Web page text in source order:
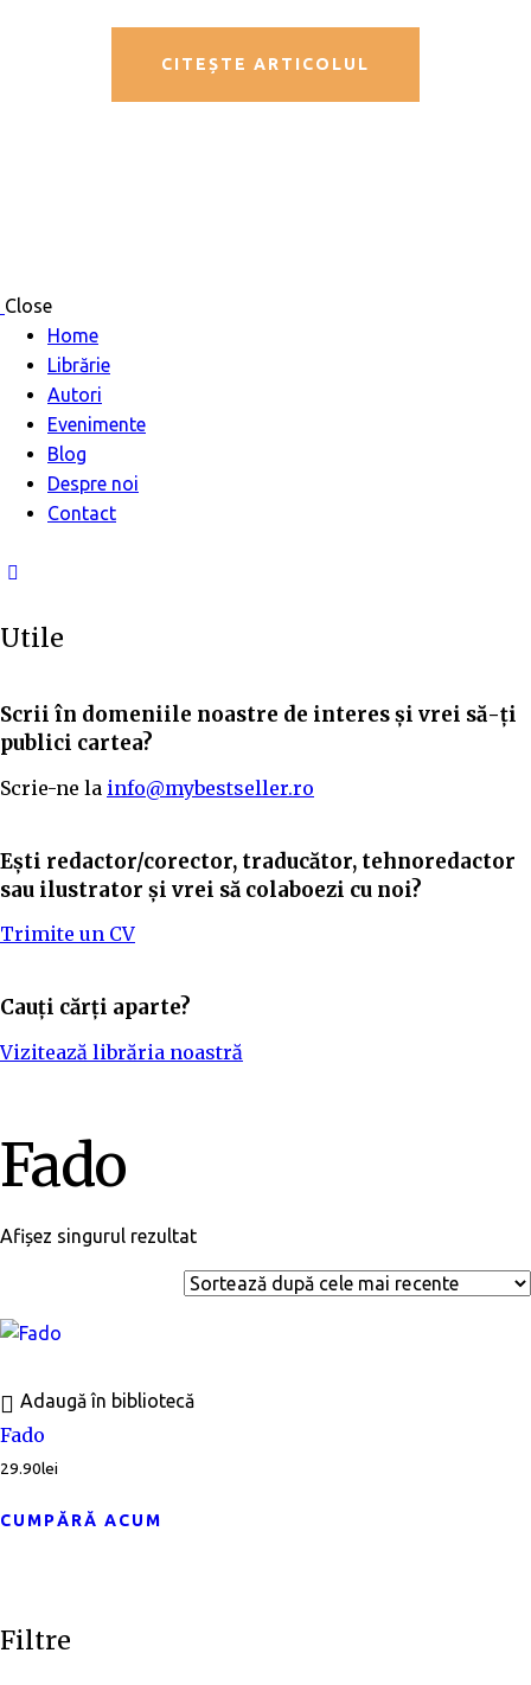
CITEȘTE ARTICOLUL
Close
Home
Librărie
Autori
Evenimente
Blog
Despre noi
Contact
Utile
Scrii în domeniile noastre de interes și vrei să-ți
publici cartea?
Scrie-ne la info@mybestseller.ro
Ești redactor/corector, traducător, tehnoredactor
sau ilustrator și vrei să colaboezi cu noi?
Trimite un CV
Cauți cărți aparte?
Vizitează librăria noastră
Fado
Afișez singurul rezultat
Adaugă în bibliotecă
Fado
29.90lei
CUMPĂRĂ ACUM
Filtre